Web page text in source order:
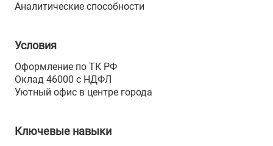
Аналитические способности
Условия
Оформление по ТК РФ
Оклад 46000 с НДФЛ
Уютный офис в центре города
Ключевые навыки